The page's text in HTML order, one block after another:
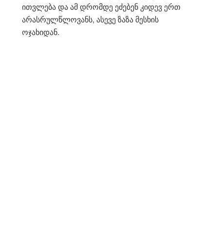
ითვლება და ამ დრომდე ეძებენ კიდევ ერთ
არასრულწლოვანს, ასევე ზაზა მესხის
ოჯახიდან.